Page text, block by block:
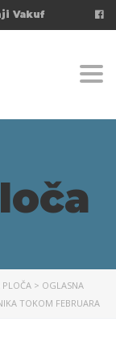
Vakuf
PLOČA > OGLASNA
TOKOM FEBRUARA